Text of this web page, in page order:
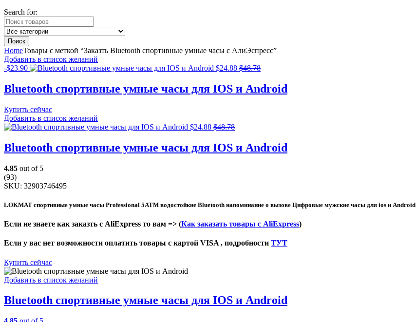
Search for:
Поиск
HomeТовары с меткой “Заказть Bluetooth спортивные умные часы с АлиЭспресс”
Добавить в список желаний
-$23.90 $24.88 $48.78
Bluetooth спортивные умные часы для IOS и Android
Купить сейчас
Добавить в список желаний
$24.88 $48.78
Bluetooth спортивные умные часы для IOS и Android
4.85 out of 5
(93)
SKU: 32903746495
LOKMAT спортивные умные часы Professional 5ATM водостойкие Bluetooth напоминание о вызове Цифровые мужские часы для ios и Android
Если не знаете как заказть с AliExpress то вам => (Как заказать товары с AliExpress)
Если у вас нет возможности оплатить товары с картой VISA , подробности ТУТ
Купить сейчас
Добавить в список желаний
Bluetooth спортивные умные часы для IOS и Android